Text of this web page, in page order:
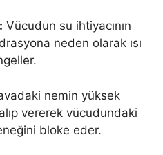
Vücudun su ihtiyacının
neden olarak ısı
nemin yüksek
vererek vücudundaki
bloke eder.